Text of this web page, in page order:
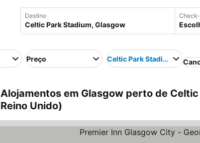
Destino
Preço Celtic Park Stadium
Alojamentos em Glasgow perto de
Reino Unido)